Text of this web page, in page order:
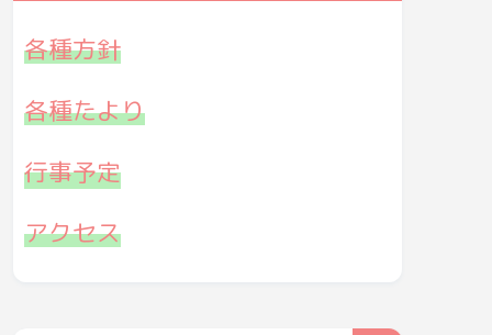
各種方針
各種たより
行事予定
アクセス